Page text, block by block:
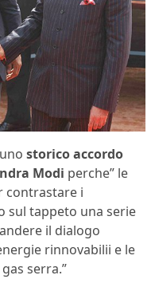
uno storico accordo
Modi perche” le
contrastare i
sul tappeto una serie
il dialogo
rinnovabilii e le
serra.”